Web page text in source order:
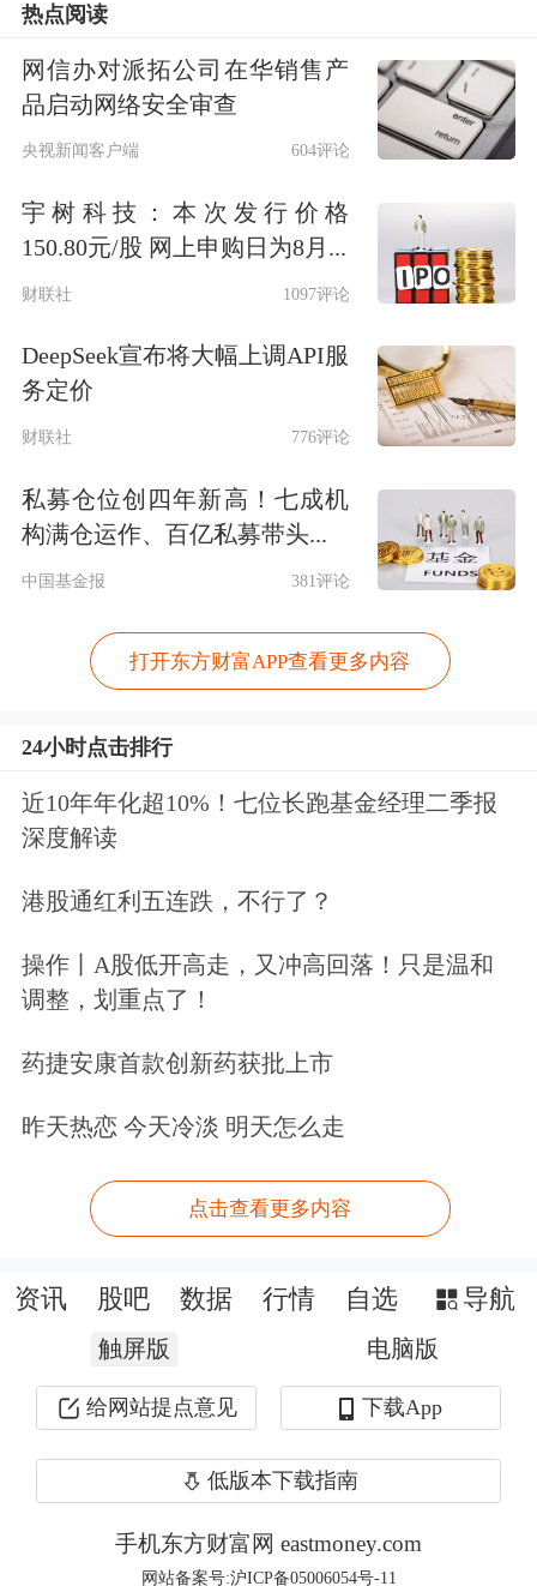
早上券商股大爆发的主因之一。此外，
日斗投资董事长王文在6月11日举行
享观点认为，科技是生产力，但金融是
新消费。金融行业是永续成长的行业。
持，而且要愉快地坚持。
国金证券
数据显示，截至2025年末，34
家中资券商共设立36家国际子公司，合
计总资产达1.94万亿港元，同比增长
中信证券、中金公
华泰证券、国泰海通等境外收入占
比均超过15%，形成“两超两强”格局。
国际业务集中度高，头部机构在资金、
牌照、品牌等方面具备显著优势。
港、辐射亚太，再向全球拓展。跨境业
务规模持续增长，重资产业务如跨境衍
生品、境外债配置等成为主要盈利来
源。监管政策持续优化，如QDII/QFII
制度、跨境理财通试点、IPO制度改革
来“十五五”时期是打造国际一流投行的
热点阅读
网信办对派拓公司在华销售产
品启动网络安全审查
央视新闻客户端 604评论
宇树科技：本次发行价格
150.80元/股 网上申购日为8月...
财联社 1097评论
DeepSeek宣布将大幅上调API服
务定价
财联社 776评论
私募仓位创四年新高！七成机
构满仓运作、百亿私募带头...
中国基金报 381评论
打开东方财富APP查看更多内容
24小时点击排行
近10年年化超10%！七位长跑基金经理二季报
深度解读
港股通红利五连跌，不行了？
操作丨A股低开高走，又冲高回落！只是温和
调整，划重点了！
药捷安康首款创新药获批上市
昨天热恋 今天冷淡 明天怎么走
点击查看更多内容
资讯 股吧 数据 行情 自选 导航
触屏版 电脑版
给网站提点意见 下载App
低版本下载指南
手机东方财富网 eastmoney.com
网站备案号:沪ICP备05006054号-11